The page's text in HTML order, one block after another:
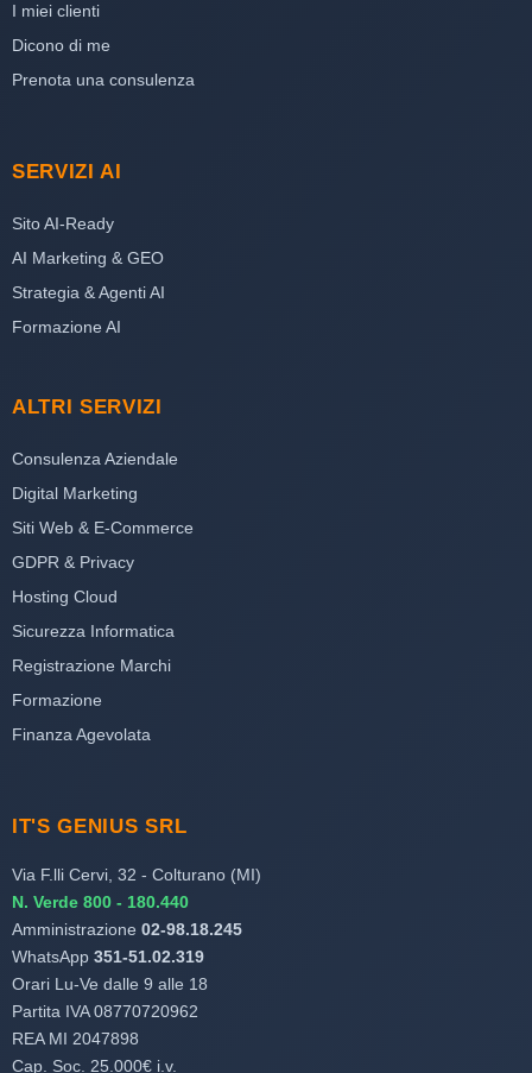
I miei clienti
Dicono di me
Prenota una consulenza
SERVIZI AI
Sito AI-Ready
AI Marketing & GEO
Strategia & Agenti AI
Formazione AI
ALTRI SERVIZI
Consulenza Aziendale
Digital Marketing
Siti Web & E-Commerce
GDPR & Privacy
Hosting Cloud
Sicurezza Informatica
Registrazione Marchi
Formazione
Finanza Agevolata
IT'S GENIUS SRL
Via F.lli Cervi, 32 - Colturano (MI)
N. Verde 800 - 180.440
Amministrazione 02-98.18.245
WhatsApp 351-51.02.319
Orari Lu-Ve dalle 9 alle 18
Partita IVA 08770720962
REA MI 2047898
Cap. Soc. 25.000€ i.v.